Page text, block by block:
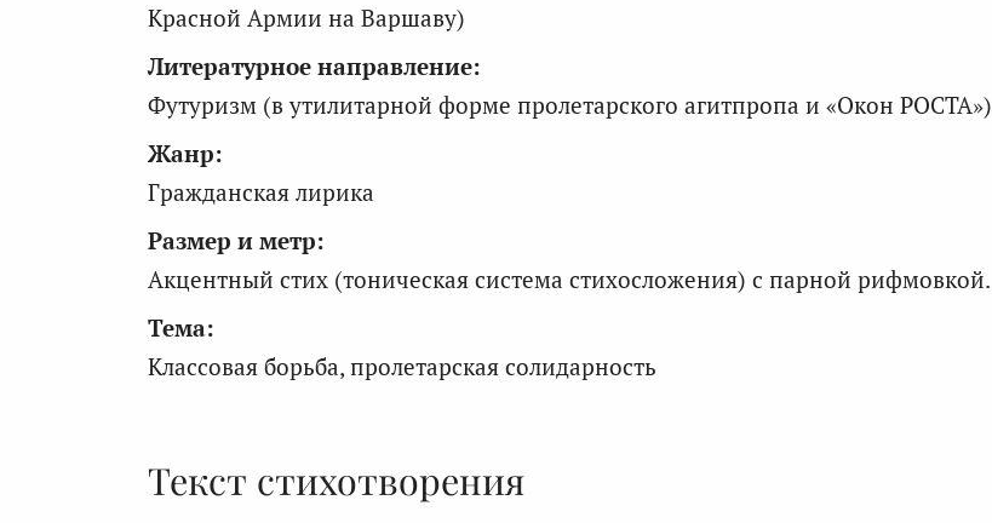
Красной Армии на Варшаву)
Литературное направление:
Футуризм (в утилитарной форме пролетарского агитпропа и «Окон РОСТА»)
Жанр:
Гражданская лирика
Размер и метр:
Акцентный стих (тоническая система стихосложения) с парной рифмовкой.
Тема:
Классовая борьба, пролетарская солидарность
Текст стихотворения